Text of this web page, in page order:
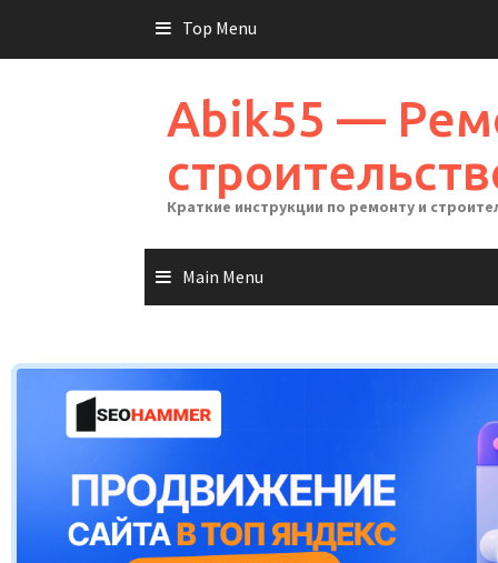
Top Menu
Abik55 —
Краткие инструкции по ремонту и
Main Menu